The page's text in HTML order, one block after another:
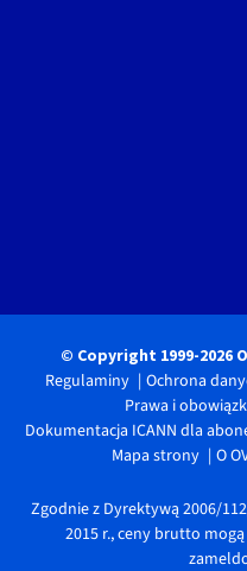
© Copyright 1999-2026
Regulaminy
Ochrona
Prawa i
Dokumentacja ICANN dla
Mapa strony
O
Zgodnie z Dyrektywą 2006/
2015 r., ceny brutto